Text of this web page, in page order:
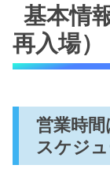
基本情
再入場）
営業時
スケジュ